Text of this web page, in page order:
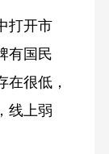
打开市
有国民
在很低，
线上弱